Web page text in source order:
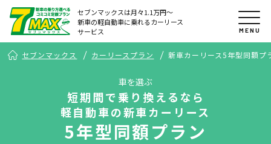
セブンマックスは月々1.1万円〜
新車の軽自動車に乗れるカーリース
サービス
MENU
セブンマックス カーリースプラン 新車カーリース5年型同額プ
車を選ぶ
短期間で乗り換えるなら
軽自動車の新車カーリース
5年型同額プラン